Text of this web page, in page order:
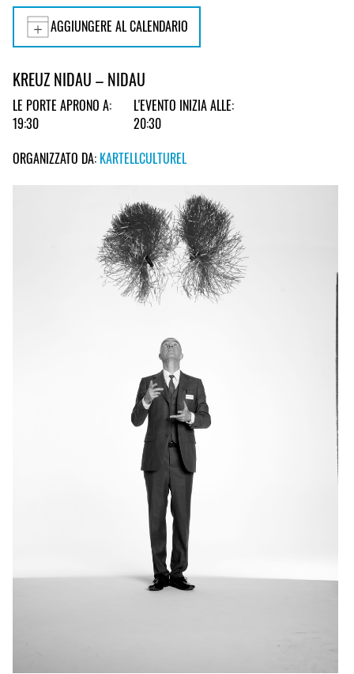
AGGIUNGERE AL CALENDARIO
KREUZ NIDAU – NIDAU
LE PORTE APRONO A:
19:30
L'EVENTO INIZIA ALLE:
20:30
ORGANIZZATO DA: KARTELLCULTUREL